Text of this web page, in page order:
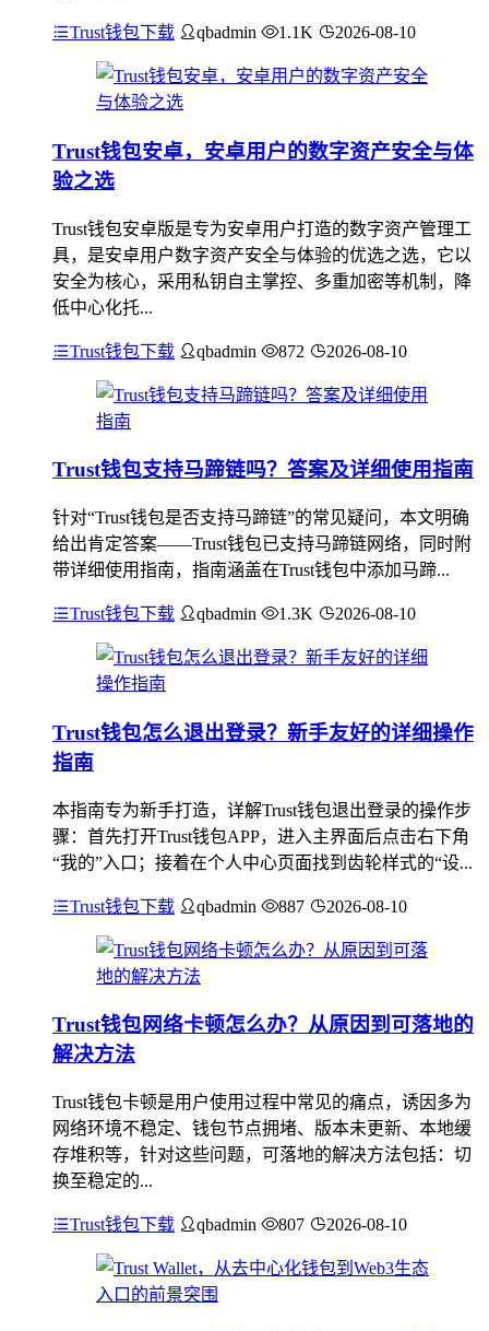
Trust钱包下载 qbadmin 1.1K 2026-08-10
Trust钱包安卓，安卓用户的数字资产安全与体
验之选
Trust钱包安卓版是专为安卓用户打造的数字资产管理工
具，是安卓用户数字资产安全与体验的优选之选，它以
安全为核心，采用私钥自主掌控、多重加密等机制，降
低中心化托...
Trust钱包下载 qbadmin 872 2026-08-10
Trust钱包支持马蹄链吗？答案及详细使用指南
针对“Trust钱包是否支持马蹄链”的常见疑问，本文明确
给出肯定答案——Trust钱包已支持马蹄链网络，同时附
带详细使用指南，指南涵盖在Trust钱包中添加马蹄...
Trust钱包下载 qbadmin 1.3K 2026-08-10
Trust钱包怎么退出登录？新手友好的详细操作
指南
本指南专为新手打造，详解Trust钱包退出登录的操作步
骤：首先打开Trust钱包APP，进入主界面后点击右下角
“我的”入口；接着在个人中心页面找到齿轮样式的“设...
Trust钱包下载 qbadmin 887 2026-08-10
Trust钱包网络卡顿怎么办？从原因到可落地的
解决方法
Trust钱包卡顿是用户使用过程中常见的痛点，诱因多为
网络环境不稳定、钱包节点拥堵、版本未更新、本地缓
存堆积等，针对这些问题，可落地的解决方法包括：切
换至稳定的...
Trust钱包下载 qbadmin 807 2026-08-10